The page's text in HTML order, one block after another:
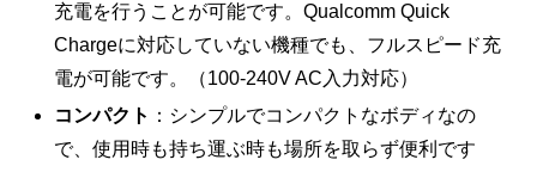
充電を行うことが可能です。Qualcomm Quick
Chargeに対応していない機種でも、フルスピード充
電が可能です。（100-240V AC入力対応）
コンパクト ：シンプルでコンパクトなボディなの
で、使用時も持ち運ぶ時も場所を取らず便利です